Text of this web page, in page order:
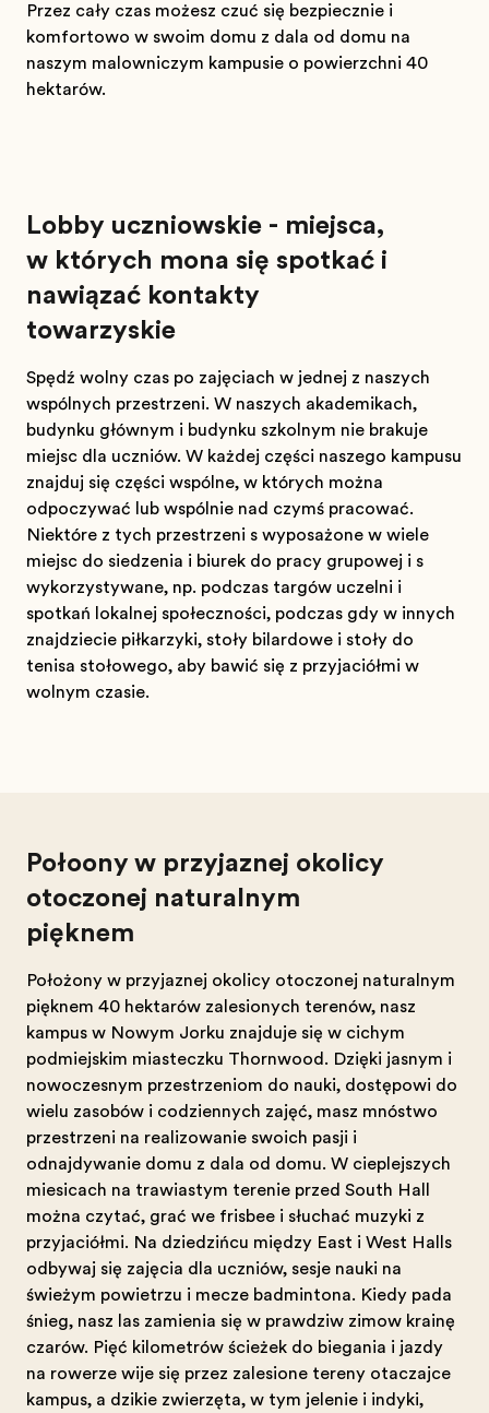
Przez cały czas możesz czuć się bezpiecznie i
komfortowo w swoim domu z dala od domu na
naszym malowniczym kampusie o powierzchni 40
hektarów.
Lobby uczniowskie - miejsca,
w których można się spotkać i
nawiązać kontakty
towarzyskie
Spędź wolny czas po zajęciach w jednej z naszych
wspólnych przestrzeni. W naszych akademikach,
budynku głównym i budynku szkolnym nie brakuje
miejsc dla uczniów. W każdej części naszego kampusu
znajdują się części wspólne, w których można
odpoczywać lub wspólnie nad czymś pracować.
Niektóre z tych przestrzeni są wyposażone w wiele
miejsc do siedzenia i biurek do pracy grupowej i są
wykorzystywane, np. podczas targów uczelni i
spotkań lokalnej społeczności, podczas gdy w innych
znajdziecie piłkarzyki, stoły bilardowe i stoły do
tenisa stołowego, aby bawić się z przyjaciółmi w
wolnym czasie.
Położony w przyjaznej okolicy
otoczonej naturalnym
pięknem
Położony w przyjaznej okolicy otoczonej naturalnym
pięknem 40 hektarów zalesionych terenów, nasz
kampus w Nowym Jorku znajduje się w cichym
podmiejskim miasteczku Thornwood. Dzięki jasnym i
nowoczesnym przestrzeniom do nauki, dostępowi do
wielu zasobów i codziennych zajęć, masz mnóstwo
przestrzeni na realizowanie swoich pasji i
odnajdywanie domu z dala od domu. W cieplejszych
miesiącach na trawiastym terenie przed South Hall
można czytać, grać we frisbee i słuchać muzyki z
przyjaciółmi. Na dziedzińcu między East i West Halls
odbywają się zajęcia dla uczniów, sesje nauki na
świeżym powietrzu i mecze badmintona. Kiedy pada
śnieg, nasz las zamienia się w prawdziwą zimową krainę
czarów. Pięć kilometrów ścieżek do biegania i jazdy
na rowerze wije się przez zalesione tereny otaczające
kampus, a dzikie zwierzęta, w tym jelenie i indyki,